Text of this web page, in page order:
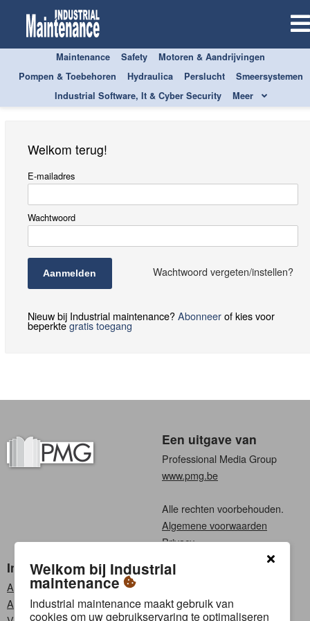
Maintenance Safety
Motoren & Aandrijvingen
Pompen & Toebehoren
Hydraulica Perslucht
Smeersystemen
Industrial Software, It & Cyber Security
Meer
Aanmelden
Welkom terug!
E-mailadres
Wachtwoord
Aanmelden Wachtwoord vergeten/instellen?
Nieuw bij Industrial maintenance?Abonneerof kies voor
beperktegratis toegang
Een uitgave van
Professional Media Group
www.pmg.be
Alle rechten voorbehouden.
Algemene voorwaarden
Privacy
Industrial maintenance
Abonneren
Adverteren
Kies een taal
Frans
Welkom bij Industrial
maintenance
Industrial maintenance maakt gebruik van
cookies om uw gebruikservaring te optimaliseren